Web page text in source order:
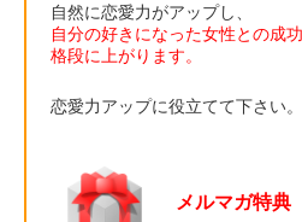
自然に恋愛力がアップし、
自分の好きになった女性との成
格段に上がります。
恋愛力アップに役立てて下さい。
メルマガ特典